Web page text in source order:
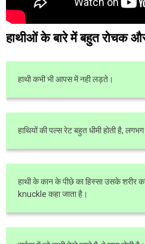
हाथीओं के बारे में बहुत रोचक
हाथी कभी भी आपस में नही लड़ते।
हाथियों की पल्स रेट बहुत धीमी होती है,
हाथी के कान के पीछे का हिस्सा उसके शरीर
knuckle कहा जाता है।